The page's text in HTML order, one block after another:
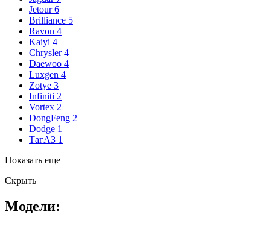
Jetour 6
Brilliance 5
Ravon 4
Kaiyi 4
Chrysler 4
Daewoo 4
Luxgen 4
Zotye 3
Infiniti 2
Vortex 2
DongFeng 2
Dodge 1
ТагАЗ 1
Показать еще
Скрыть
Модели: